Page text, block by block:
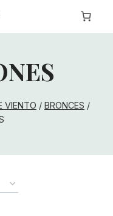
VIENTO / BRONCES /